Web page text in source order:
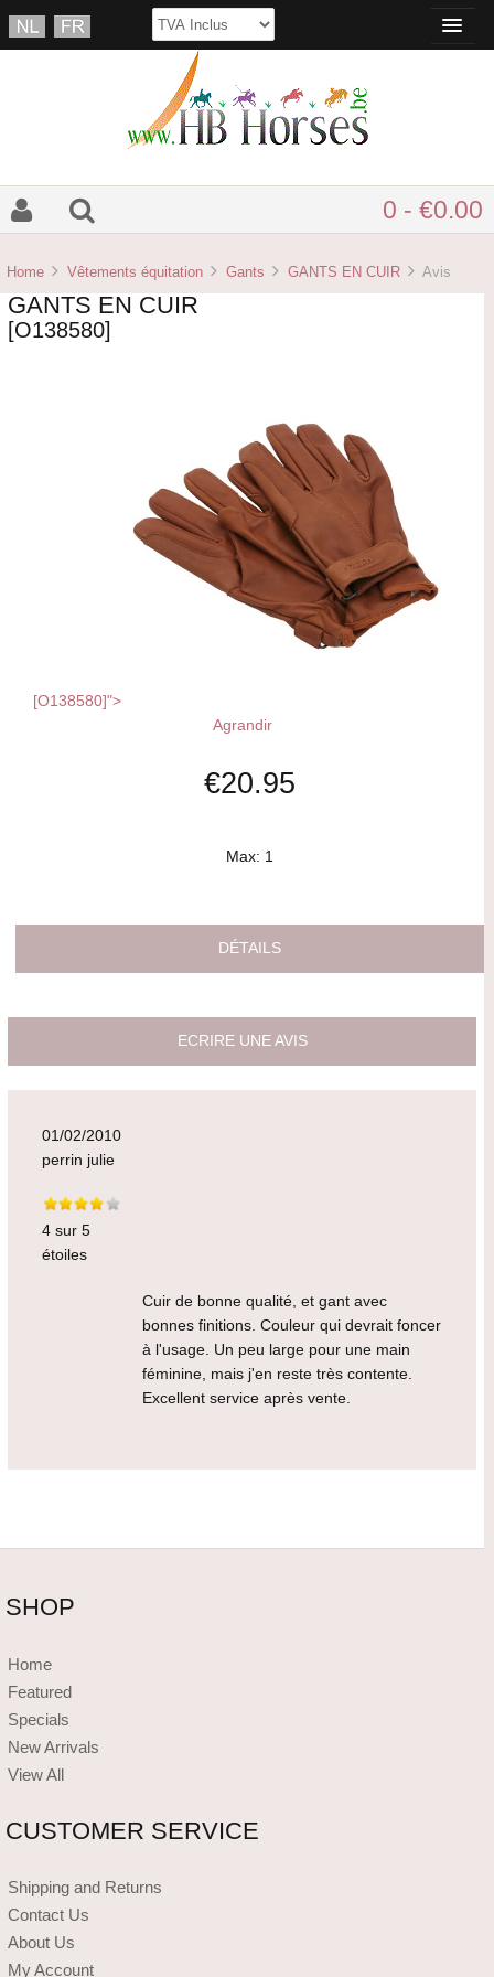
0 - €0.00
Home Vêtements équitation Gants GANTS EN CUIR Avis
GANTS EN CUIR
[O138580]
[O138580]">
Agrandir
€20.95
Max: 1
DÉTAILS
ECRIRE UNE AVIS
01/02/2010
perrin julie
4 sur 5
étoiles
Cuir de bonne qualité, et gant avec
bonnes finitions. Couleur qui devrait foncer
à l'usage. Un peu large pour une main
féminine, mais j'en reste très contente.
Excellent service après vente.
SHOP
Home
Featured
Specials
New Arrivals
View All
CUSTOMER SERVICE
Shipping and Returns
Contact Us
About Us
My Account